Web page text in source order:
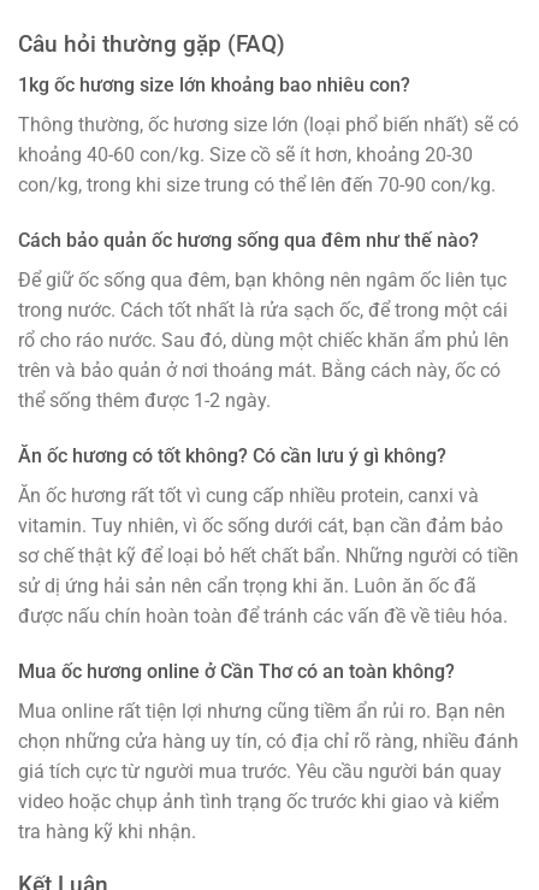
Câu hỏi thường gặp (FAQ)
1kg ốc hương size lớn khoảng bao nhiêu con?
Thông thường, ốc hương size lớn (loại phổ biến nhất) sẽ có
khoảng 40-60 con/kg. Size cồ sẽ ít hơn, khoảng 20-30
con/kg, trong khi size trung có thể lên đến 70-90 con/kg.
Cách bảo quản ốc hương sống qua đêm như thế nào?
Để giữ ốc sống qua đêm, bạn không nên ngâm ốc liên tục
trong nước. Cách tốt nhất là rửa sạch ốc, để trong một cái
rổ cho ráo nước. Sau đó, dùng một chiếc khăn ẩm phủ lên
trên và bảo quản ở nơi thoáng mát. Bằng cách này, ốc có
thể sống thêm được 1-2 ngày.
Ăn ốc hương có tốt không? Có cần lưu ý gì không?
Ăn ốc hương rất tốt vì cung cấp nhiều protein, canxi và
vitamin. Tuy nhiên, vì ốc sống dưới cát, bạn cần đảm bảo
sơ chế thật kỹ để loại bỏ hết chất bẩn. Những người có tiền
sử dị ứng hải sản nên cẩn trọng khi ăn. Luôn ăn ốc đã
được nấu chín hoàn toàn để tránh các vấn đề về tiêu hóa.
Mua ốc hương online ở Cần Thơ có an toàn không?
Mua online rất tiện lợi nhưng cũng tiềm ẩn rủi ro. Bạn nên
chọn những cửa hàng uy tín, có địa chỉ rõ ràng, nhiều đánh
giá tích cực từ người mua trước. Yêu cầu người bán quay
video hoặc chụp ảnh tình trạng ốc trước khi giao và kiểm
tra hàng kỹ khi nhận.